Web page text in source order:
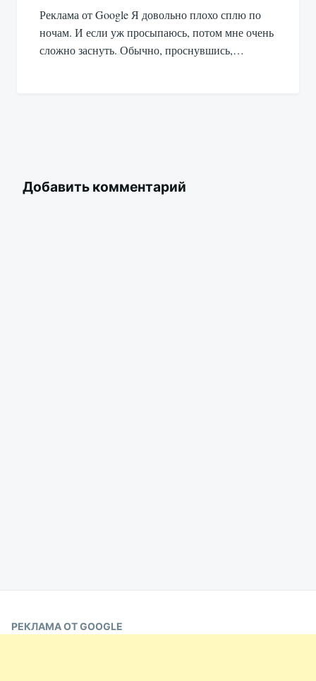
Реклама от Google Я довольно плохо сплю по
ночам. И если уж просыпаюсь, потом мне очень
сложно заснуть. Обычно, проснувшись,…
Добавить комментарий
РЕКЛАМА ОТ GOOGLE